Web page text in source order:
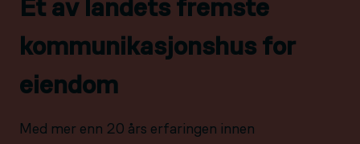
Et av landets fremste
kommunikasjonshus for
eiendom
Med mer enn 20 års erfaringen innen